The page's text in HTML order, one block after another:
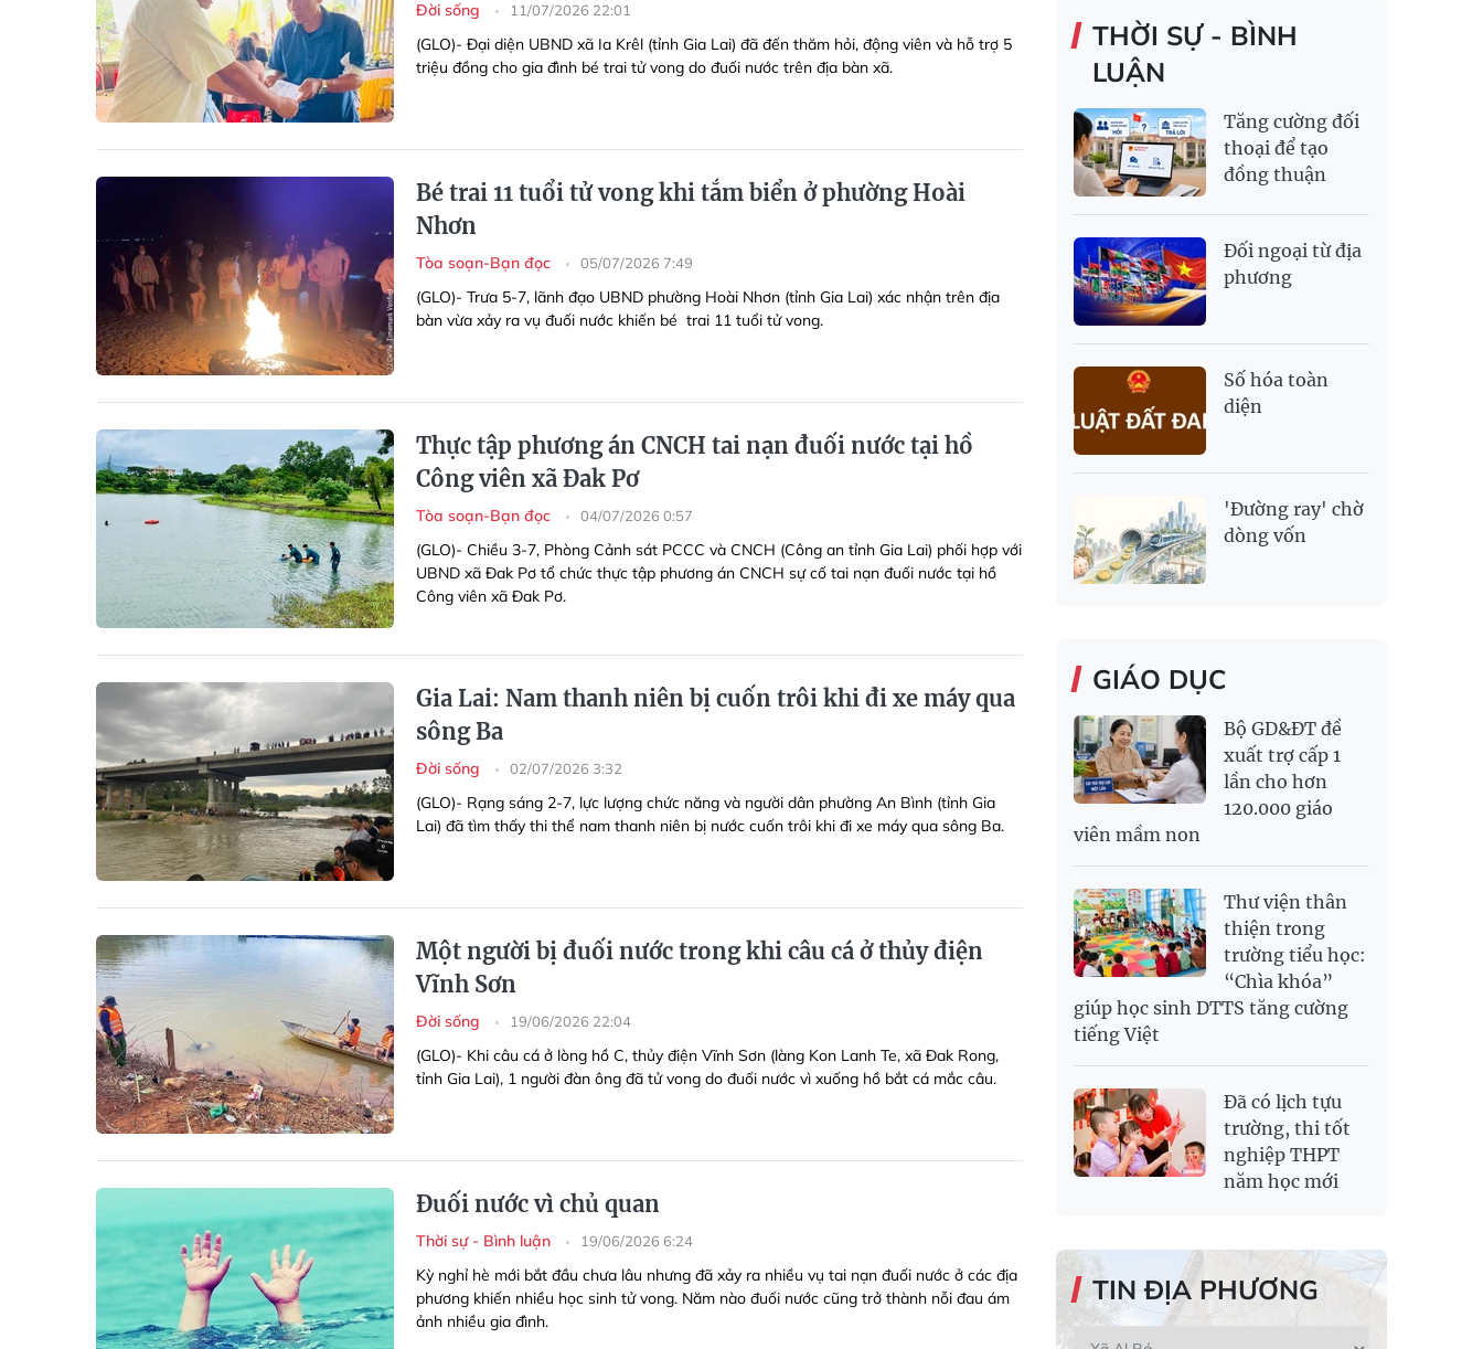
Đời sống 11/07/2026 22:01
(GLO)- Đại diện UBND xã Ia Krêl (tỉnh Gia Lai) đã đến thăm hỏi, động viên và hỗ trợ 5
triệu đồng cho gia đình bé trai tử vong do đuối nước trên địa bàn xã.
Bé trai 11 tuổi tử vong khi tắm biển ở phường Hoài
Nhơn
Tòa soạn-Bạn đọc 05/07/2026 7:49
(GLO)- Trưa 5-7, lãnh đạo UBND phường Hoài Nhơn (tỉnh Gia Lai) xác nhận trên địa
bàn vừa xảy ra vụ đuối nước khiến bé trai 11 tuổi tử vong.
Thực tập phương án CNCH tai nạn đuối nước tại hồ
Công viên xã Đak Pơ
Tòa soạn-Bạn đọc 04/07/2026 0:57
(GLO)- Chiều 3-7, Phòng Cảnh sát PCCC và CNCH (Công an tỉnh Gia Lai) phối hợp với
UBND xã Đak Pơ tổ chức thực tập phương án CNCH sự cố tai nạn đuối nước tại hồ
Công viên xã Đak Pơ.
Gia Lai: Nam thanh niên bị cuốn trôi khi đi xe máy qua
sông Ba
Đời sống 02/07/2026 3:32
(GLO)- Rạng sáng 2-7, lực lượng chức năng và người dân phường An Bình (tỉnh Gia
Lai) đã tìm thấy thi thể nam thanh niên bị nước cuốn trôi khi đi xe máy qua sông Ba.
Một người bị đuối nước trong khi câu cá ở thủy điện
Vĩnh Sơn
Đời sống 19/06/2026 22:04
(GLO)- Khi câu cá ở lòng hồ C, thủy điện Vĩnh Sơn (làng Kon Lanh Te, xã Đak Rong,
tỉnh Gia Lai), 1 người đàn ông đã tử vong do đuối nước vì xuống hồ bắt cá mắc câu.
Đuối nước vì chủ quan
Thời sự - Bình luận 19/06/2026 6:24
Kỳ nghỉ hè mới bắt đầu chưa lâu nhưng đã xảy ra nhiều vụ tai nạn đuối nước ở các địa
phương khiến nhiều học sinh tử vong. Năm nào đuối nước cũng trở thành nỗi đau ám
ảnh nhiều gia đình.
THỜI SỰ - BÌNH
LUẬN
Tăng cường đối
thoại để tạo
đồng thuận
Đối ngoại từ địa
phương
Số hóa toàn
diện
'Đường ray' chờ
dòng vốn
GIÁO DỤC
Bộ GD&ĐT đề
xuất trợ cấp 1
lần cho hơn
120.000 giáo
viên mầm non
Thư viện thân
thiện trong
trường tiểu học:
“Chìa khóa”
giúp học sinh DTTS tăng cường
tiếng Việt
Đã có lịch tựu
trường, thi tốt
nghiệp THPT
năm học mới
TIN ĐỊA PHƯƠNG